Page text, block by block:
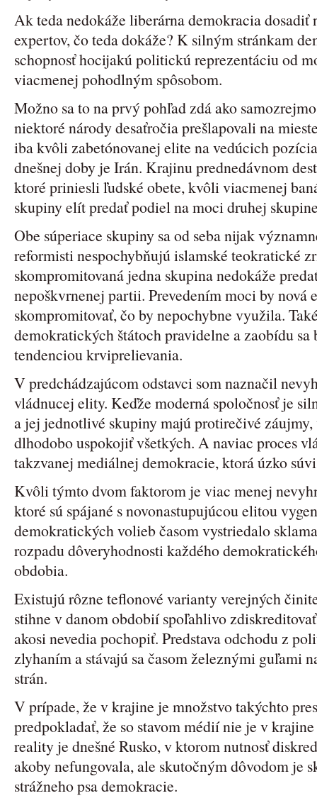
Ak teda nedokáže liberárna demokracia dosadiť
expertov, čo teda dokáže? K silným stránkam
schopnosť hocijakú politickú reprezentáciu od
viacmenej pohodlným spôsobom.
Možno sa to na prvý pohľad zdá ako
niektoré národy desaťročia prešlapovali na
iba kvôli zabetónovanej elite na vedúcich
dnešnej doby je Irán. Krajinu prednedávnom
ktoré priniesli ľudské obete, kvôli viacmenej
skupiny elít predať podiel na moci druhej
Obe súperiace skupiny sa od seba nijak
reformisti nespochybňujú islamské teokratické
skompromitovaná jedna skupina nedokáže
nepoškvrnenej partii. Prevedením moci by nová
skompromitovať, čo by nepochybne využila.
demokratických štátoch pravidelne a zaobídu sa
tendenciou krviprelievania.
V predchádzajúcom odstavci som naznačil
vládnucej elity. Keďže moderná spoločnosť je
a jej jednotlivé skupiny majú protirečivé
dlhodobo uspokojiť všetkých. A naviac proces
takzvanej mediálnej demokracie, ktorá úzko
Kvôli týmto dvom faktorom je viac menej
ktoré sú spájané s novonastupujúcou elitou
demokratických volieb časom vystriedalo
rozpadu dôveryhodnosti každého
obdobia.
Existujú rôzne teflonové varianty verejných
stihne v danom obdobií spoľahlivo
akosi nevedia pochopiť. Predstava odchodu z
zlyhaním a stávajú sa časom železnými guľami
strán.
V prípade, že v krajine je množstvo takýchto
predpokladať, že so stavom médií nie je v
reality je dnešné Rusko, v ktorom nutnosť
akoby nefungovala, ale skutočným dôvodom je
strážneho psa demokracie.